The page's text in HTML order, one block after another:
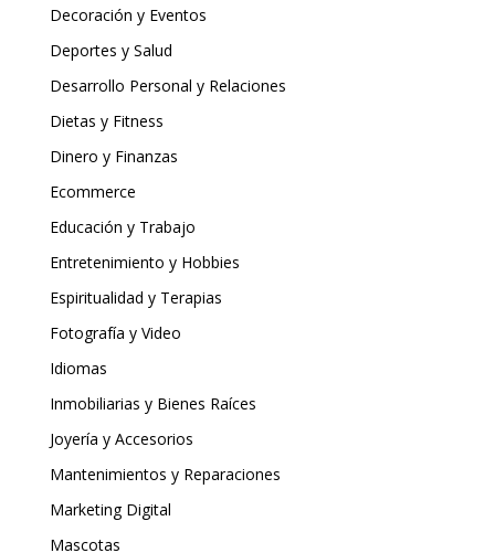
Decoración y Eventos
Deportes y Salud
Desarrollo Personal y Relaciones
Dietas y Fitness
Dinero y Finanzas
Ecommerce
Educación y Trabajo
Entretenimiento y Hobbies
Espiritualidad y Terapias
Fotografía y Video
Idiomas
Inmobiliarias y Bienes Raíces
Joyería y Accesorios
Mantenimientos y Reparaciones
Marketing Digital
Mascotas